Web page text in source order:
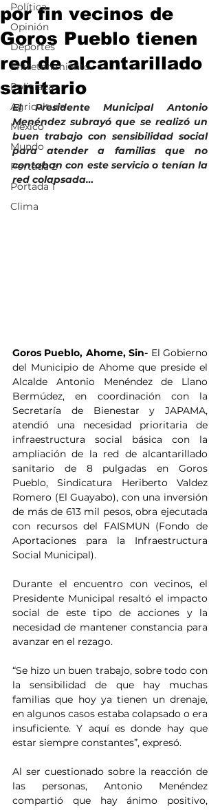
Política
Opinión
Deportes
Entretenimiento
Policiaca
Agricultura
México
Mundo
Portada 2
Portada 1
Clima
por fin vecinos de
Goros Pueblo tienen
red de alcantarillado
sanitario
El Presidente Municipal Antonio
Menéndez subrayó que se realizó un
buen trabajo con sensibilidad social
para atender a familias que no
contaban con este servicio o tenían la
red colapsada…
Goros Pueblo, Ahome, Sin- El Gobierno
del Municipio de Ahome que preside el
Alcalde Antonio Menéndez de Llano
Bermúdez, en coordinación con la
Secretaría de Bienestar y JAPAMA,
atendió una necesidad prioritaria de
infraestructura social básica con la
ampliación de la red de alcantarillado
sanitario de 8 pulgadas en Goros
Pueblo, Sindicatura Heriberto Valdez
Romero (El Guayabo), con una inversión
de más de 613 mil pesos, obra ejecutada
con recursos del FAISMUN (Fondo de
Aportaciones para la Infraestructura
Social Municipal).
Durante el encuentro con vecinos, el
Presidente Municipal resaltó el impacto
social de este tipo de acciones y la
necesidad de mantener constancia para
avanzar en el rezago.
“Se hizo un buen trabajo, sobre todo con
la sensibilidad de que hay muchas
familias que hoy ya tienen un drenaje,
en algunos casos estaba colapsado o era
insuficiente. Y aquí es donde hay que
estar siempre constantes”, expresó.
Al ser cuestionado sobre la reacción de
las personas, Antonio Menéndez
compartió que hay ánimo positivo,